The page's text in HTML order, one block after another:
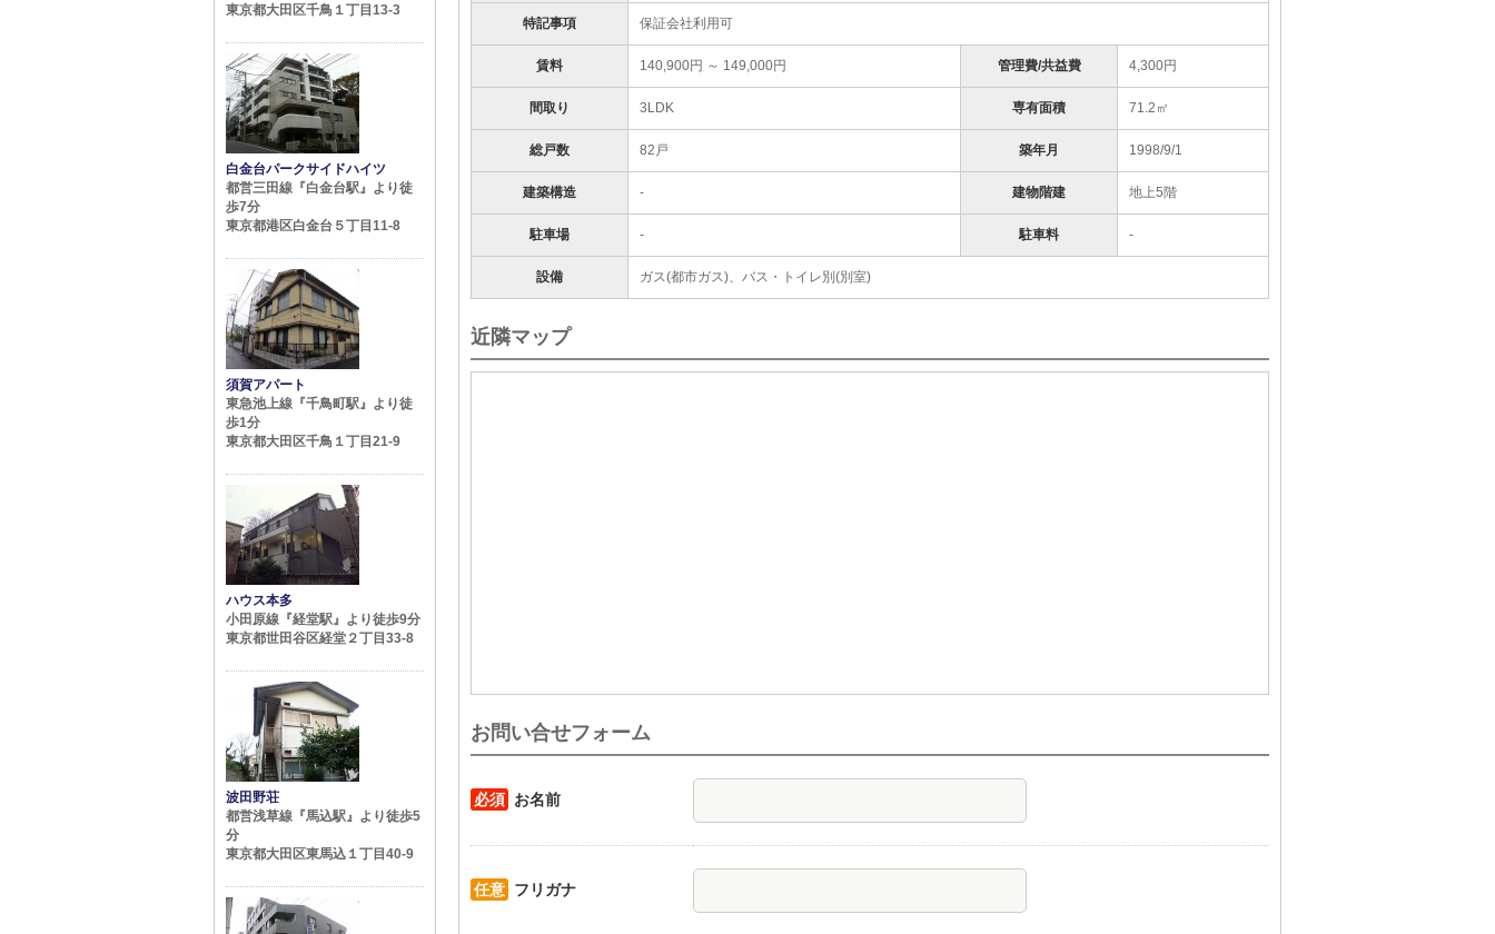
特記事項 保証会社利用可
賃料 140,900円 ～ 149,000円 管理費/共益費 4,300円
間取り 3LDK 専有面積 71.2㎡
総戸数 82戸 築年月 1998/9/1
建築構造 - 建物階建 地上5階
駐車場 - 駐車料 -
設備 ガス(都市ガス)、バス・トイレ別(別室)
近隣マップ
お問い合せフォーム
必須 お名前
任意 フリガナ
東京都大田区千鳥１丁目13-3
白金台パークサイドハイツ
都営三田線『白金台駅』より徒
歩7分
東京都港区白金台５丁目11-8
須賀アパート
東急池上線『千鳥町駅』より徒
歩1分
東京都大田区千鳥１丁目21-9
ハウス本多
小田原線『経堂駅』より徒歩9分
東京都世田谷区経堂２丁目33-8
波田野荘
都営浅草線『馬込駅』より徒歩5
分
東京都大田区東馬込１丁目40-9